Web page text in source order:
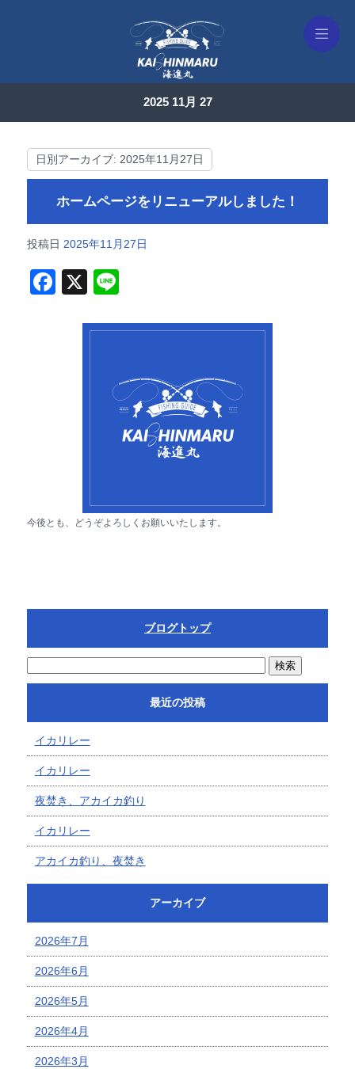
2025 11月 27
日別アーカイブ: 2025年11月27日
ホームページをリニューアルしました！
投稿日 2025年11月27日
F
X
e
今後とも、どうぞよろしくお願いいたします。
ブログトップ
最近の投稿
イカリレー
イカリレー
夜焚き、アカイカ釣り
イカリレー
アカイカ釣り、夜焚き
アーカイブ
2026年7月
2026年6月
2026年5月
2026年4月
2026年3月